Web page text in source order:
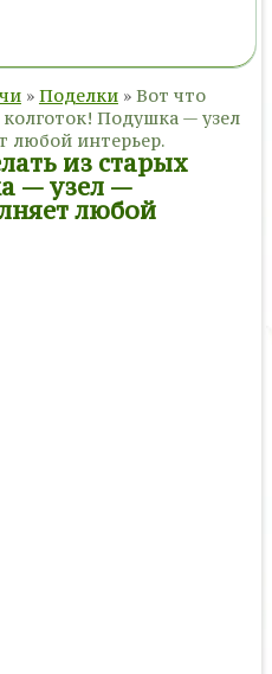
» Поделки » Вот что
Подушка — узел
любой интерьер.
из старых
— узел —
любой